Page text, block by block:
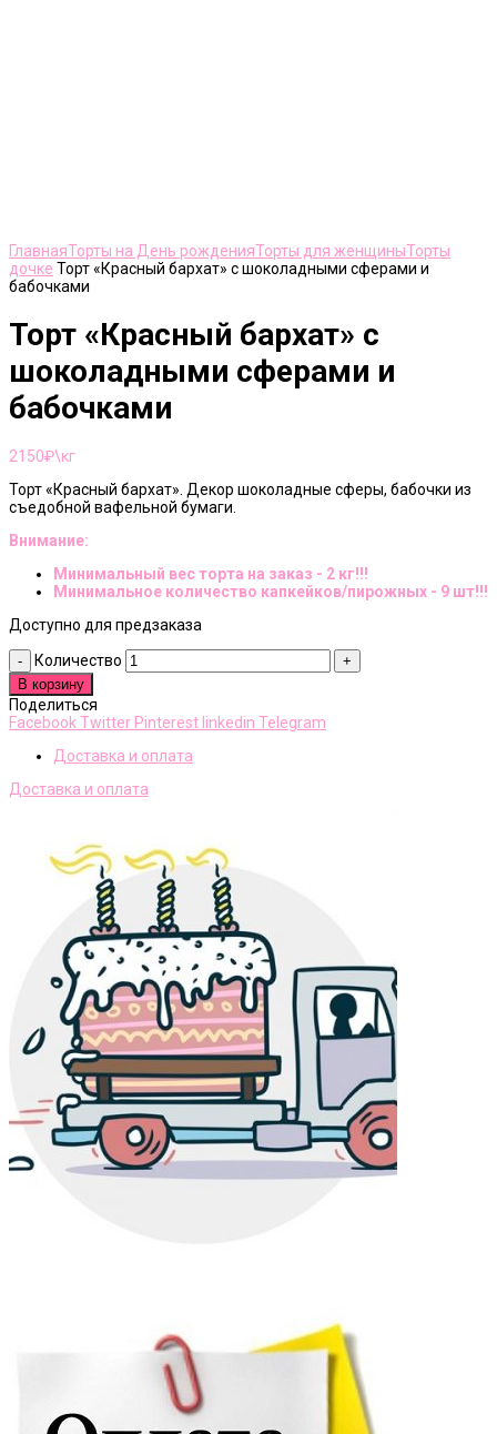
ГлавнаяТорты на День рожденияТорты для женщиныТорты
дочке Торт «Красный бархат» с шоколадными сферами и
бабочками
Торт «Красный бархат» с
шоколадными сферами и
бабочками
2150₽\кг
Торт «Красный бархат». Декор шоколадные сферы, бабочки из
съедобной вафельной бумаги.
Внимание:
Минимальный вес торта на заказ - 2 кг!!!
Минимальное количество капкейков/пирожных - 9 шт!!!
Доступно для предзаказа
Количество
В корзину
Поделиться
Facebook Twitter Pinterest linkedin Telegram
Доставка и оплата
Доставка и оплата